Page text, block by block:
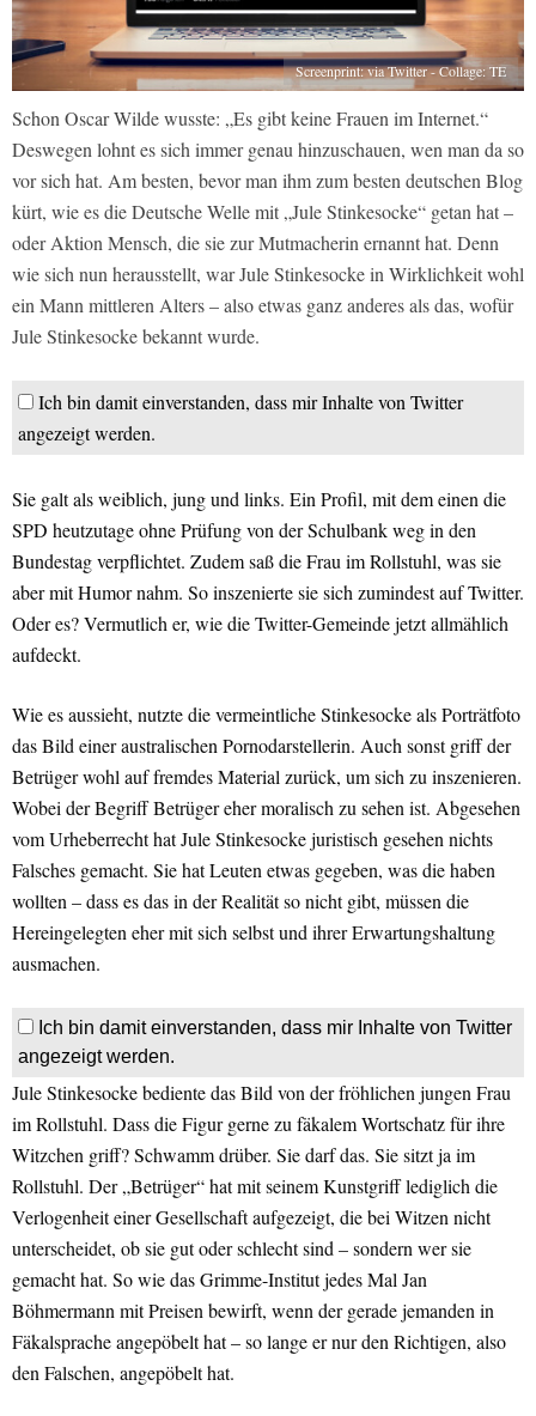
Screenprint: via Twitter - Collage: TE
Schon Oscar Wilde wusste: „Es gibt keine Frauen im Internet.“
Deswegen lohnt es sich immer genau hinzuschauen, wen man da so
vor sich hat. Am besten, bevor man ihm zum besten deutschen Blog
kürt, wie es die Deutsche Welle mit „Jule Stinkesocke“ getan hat –
oder Aktion Mensch, die sie zur Mutmacherin ernannt hat. Denn
wie sich nun herausstellt, war Jule Stinkesocke in Wirklichkeit wohl
ein Mann mittleren Alters – also etwas ganz anderes als das, wofür
Jule Stinkesocke bekannt wurde.
Ich bin damit einverstanden, dass mir Inhalte von Twitter
angezeigt werden.
Sie galt als weiblich, jung und links. Ein Profil, mit dem einen die
SPD heutzutage ohne Prüfung von der Schulbank weg in den
Bundestag verpflichtet. Zudem saß die Frau im Rollstuhl, was sie
aber mit Humor nahm. So inszenierte sie sich zumindest auf Twitter.
Oder es? Vermutlich er, wie die Twitter-Gemeinde jetzt allmählich
aufdeckt.
Wie es aussieht, nutzte die vermeintliche Stinkesocke als Porträtfoto
das Bild einer australischen Pornodarstellerin. Auch sonst griff der
Betrüger wohl auf fremdes Material zurück, um sich zu inszenieren.
Wobei der Begriff Betrüger eher moralisch zu sehen ist. Abgesehen
vom Urheberrecht hat Jule Stinkesocke juristisch gesehen nichts
Falsches gemacht. Sie hat Leuten etwas gegeben, was die haben
wollten – dass es das in der Realität so nicht gibt, müssen die
Hereingelegten eher mit sich selbst und ihrer Erwartungshaltung
ausmachen.
Ich bin damit einverstanden, dass mir Inhalte von Twitter
angezeigt werden.
Jule Stinkesocke bediente das Bild von der fröhlichen jungen Frau
im Rollstuhl. Dass die Figur gerne zu fäkalem Wortschatz für ihre
Witzchen griff? Schwamm drüber. Sie darf das. Sie sitzt ja im
Rollstuhl. Der „Betrüger“ hat mit seinem Kunstgriff lediglich die
Verlogenheit einer Gesellschaft aufgezeigt, die bei Witzen nicht
unterscheidet, ob sie gut oder schlecht sind – sondern wer sie
gemacht hat. So wie das Grimme-Institut jedes Mal Jan
Böhmermann mit Preisen bewirft, wenn der gerade jemanden in
Fäkalsprache angepöbelt hat – so lange er nur den Richtigen, also
den Falschen, angepöbelt hat.